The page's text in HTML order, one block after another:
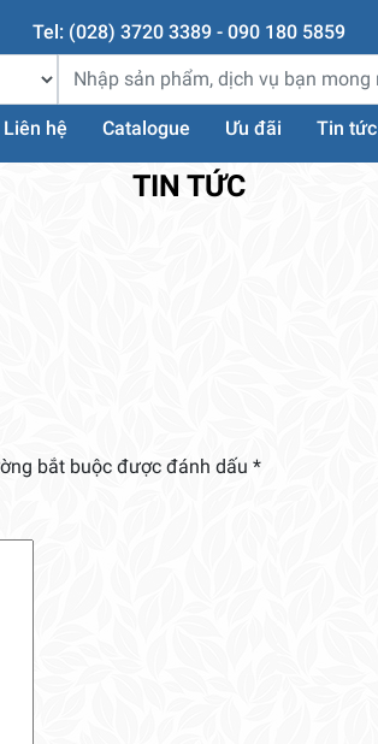
Tel: (028) 3720 3389 - 090 180 5859
Liên hệ Catalogue Ưu đãi Tin tức
TIN TỨC
bắt buộc được đánh dấu *